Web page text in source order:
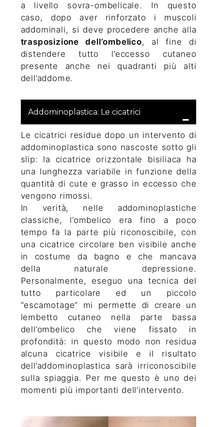
a livello sovra-ombelicale. In questo
caso, dopo aver rinforzato i muscoli
addominali, si deve procedere anche alla
trasposizione dell’ombelico, al fine di
distendere tutto l’eccesso cutaneo
presente anche nei quadranti più alti
dell’addome.
Addominoplastica: Le cicatrici
Le cicatrici residue dopo un intervento di
addominoplastica sono nascoste sotto gli
slip: la cicatrice orizzontale bisiliaca ha
una lunghezza variabile in funzione della
quantità di cute e grasso in eccesso che
vengono rimossi.
In verità, nelle addominoplastiche
classiche, l’ombelico era fino a poco
tempo fa la parte più riconoscibile, con
una cicatrice circolare ben visibile anche
in costume da bagno e che mancava
della naturale depressione.
Personalmente, eseguo una tecnica del
tutto particolare ed un piccolo
“escamotage” mi permette di creare un
lembetto cutaneo nella parte bassa
dell’ombelico che viene fissato in
profondità: in questo modo non residua
alcuna cicatrice visibile e il risultato
dell’addominoplastica sarà irriconoscibile
sulla spiaggia. Per me questo è uno dei
momenti più importanti dell’intervento.